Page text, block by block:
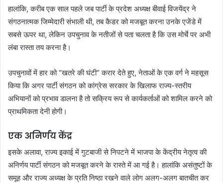
हालांकि, करीब एक साल पहले जब पार्टी के प्रदेश अध्यक्ष बीवाई विजयेंद्र ने
संगठनात्मक जिम्मेदारी संभाली थी, तब कैडर को मजबूत करना उनके एजेंडे में
सबसे ऊपर था, लेकिन उपचुनाव के नतीजों से पता चलता है कि उस मोर्चे पर अभी
लंबा रास्ता तय करना है।
उपचुनावों में हार को “खतरे की घंटी” करार देते हुए, नेताओं के एक वर्ग ने महसूस
किया कि अगर पार्टी संगठन को कांग्रेस सरकार के खिलाफ राज्य-स्तरीय
अभियानों को प्रभाव डालना है तो सक्रिय रूप से कार्यकर्ताओं को शामिल करने को
प्राथमिकता देनी होगी।
एक अनिर्णय केंद्र
इसके अलावा, राज्य इकाई में गुटबाजी से निपटने में भाजपा के केंद्रीय नेतृत्व की
अनिर्णय पार्टी संगठन को मजबूत करने के रास्ते में आ गई है। हालांकि असंतुष्टों के
समूह और राज्य अध्यक्ष के प्रति निष्ठा रखने वाले लोग अलग-अलग बातचीत कर